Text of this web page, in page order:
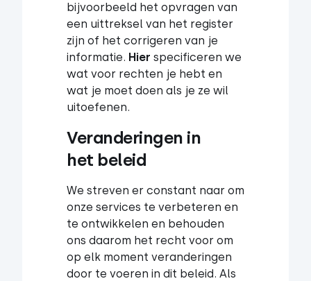
bijvoorbeeld het opvragen van
een uittreksel van het register
zijn of het corrigeren van je
informatie. Hier specificeren we
wat voor rechten je hebt en
wat je moet doen als je ze wil
uitoefenen.
Veranderingen in
het beleid
We streven er constant naar om
onze services te verbeteren en
te ontwikkelen en behouden
ons daarom het recht voor om
op elk moment veranderingen
door te voeren in dit beleid. Als